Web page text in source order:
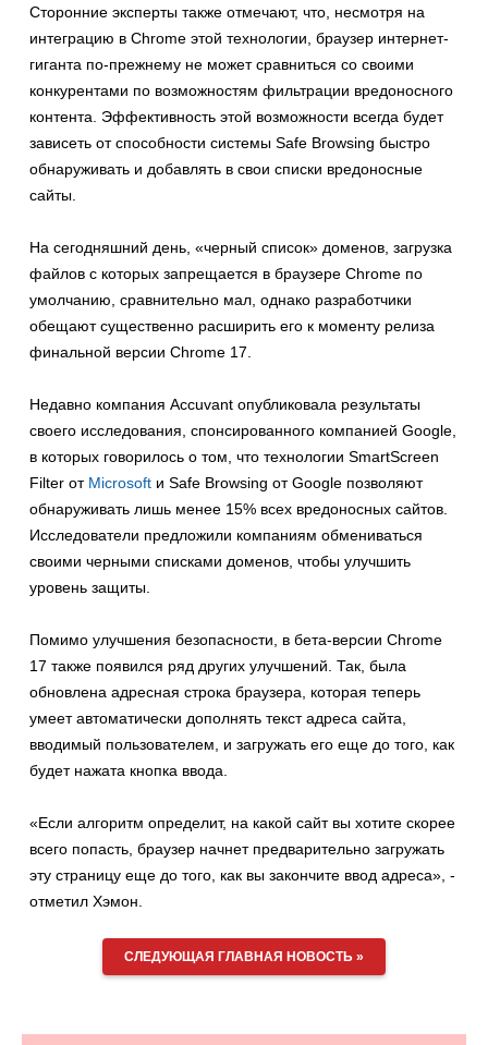
Сторонние эксперты также отмечают, что, несмотря на
интеграцию в Chrome этой технологии, браузер интернет-
гиганта по-прежнему не может сравниться со своими
конкурентами по возможностям фильтрации вредоносного
контента. Эффективность этой возможности всегда будет
зависеть от способности системы Safe Browsing быстро
обнаруживать и добавлять в свои списки вредоносные
сайты.
На сегодняшний день, «черный список» доменов, загрузка
файлов с которых запрещается в браузере Chrome по
умолчанию, сравнительно мал, однако разработчики
обещают существенно расширить его к моменту релиза
финальной версии Chrome 17.
Недавно компания Accuvant опубликовала результаты
своего исследования, спонсированного компанией Google,
в которых говорилось о том, что технологии SmartScreen
Filter от Microsoft и Safe Browsing от Google позволяют
обнаруживать лишь менее 15% всех вредоносных сайтов.
Исследователи предложили компаниям обмениваться
своими черными списками доменов, чтобы улучшить
уровень защиты.
Помимо улучшения безопасности, в бета-версии Chrome
17 также появился ряд других улучшений. Так, была
обновлена адресная строка браузера, которая теперь
умеет автоматически дополнять текст адреса сайта,
вводимый пользователем, и загружать его еще до того, как
будет нажата кнопка ввода.
«Если алгоритм определит, на какой сайт вы хотите скорее
всего попасть, браузер начнет предварительно загружать
эту страницу еще до того, как вы закончите ввод адреса», -
отметил Хэмон.
СЛЕДУЮЩАЯ ГЛАВНАЯ НОВОСТЬ »